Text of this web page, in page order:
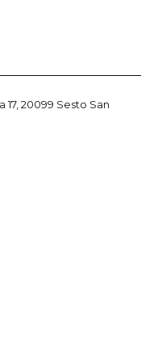
17, 20099 Sesto San